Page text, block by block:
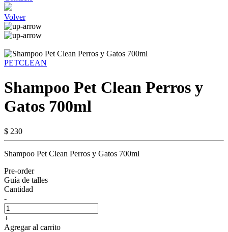
Volver
PETCLEAN
Shampoo Pet Clean Perros y
Gatos 700ml
$ 230
Shampoo Pet Clean Perros y Gatos 700ml
Pre-order
Guía de talles
Cantidad
-
+
Agregar al carrito